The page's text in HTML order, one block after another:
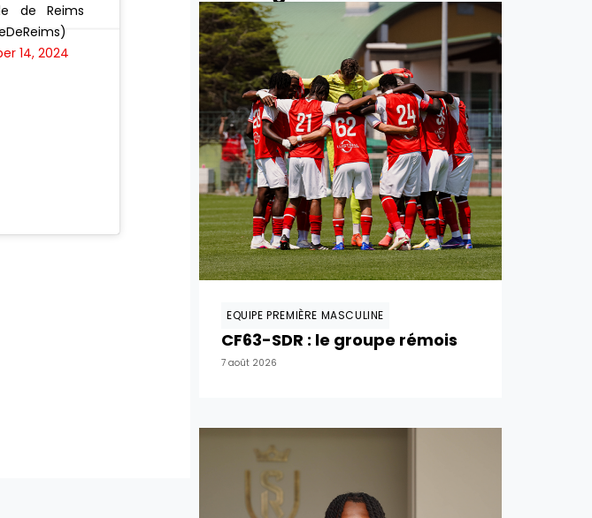
de Reims
14, 2024
EQUIPE PREMIÈRE MASCULINE
CF63-SDR : le groupe rémois
7 août 2026